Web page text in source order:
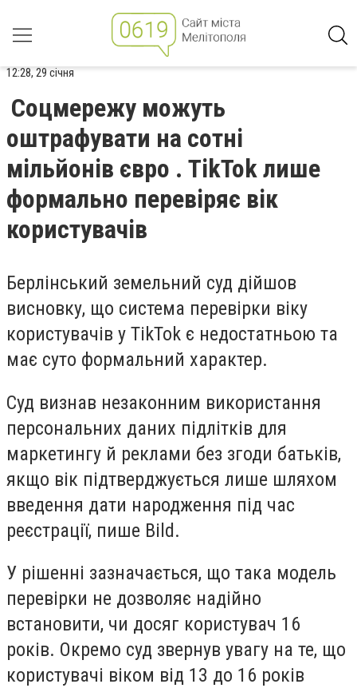
12:28, 29 січня
Соцмережу можуть
оштрафувати на сотні
мільйонів євро . TikTok лише
формально перевіряє вік
користувачів
Берлінський земельний суд дійшов
висновку, що система перевірки віку
користувачів у TikTok є недостатньою та
має суто формальний характер.
Суд визнав незаконним використання
персональних даних підлітків для
маркетингу й реклами без згоди батьків,
якщо вік підтверджується лише шляхом
введення дати народження під час
реєстрації, пише Bild.
У рішенні зазначається, що така модель
перевірки не дозволяє надійно
встановити, чи досяг користувач 16
років. Окремо суд звернув увагу на те, що
користувачі віком від 13 до 16 років